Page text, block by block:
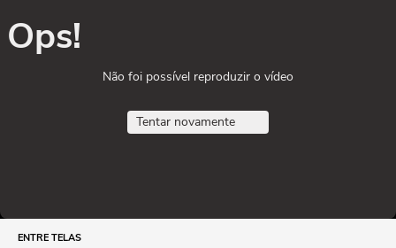
Ops!
Não foi possível reproduzir o vídeo
Tentar novamente
ENTRE TELAS